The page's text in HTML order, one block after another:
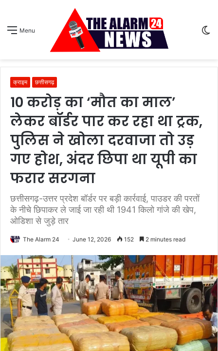
Menu
क्राइम छत्तीसगढ़
10 करोड़ का ‘मौत का माल’
लेकर बॉर्डर पार कर रहा था ट्रक,
पुलिस ने खोला दरवाजा तो उड़
गए होश, अंदर छिपा था यूपी का
फरार सरगना
छत्तीसगढ़-उत्तर प्रदेश बॉर्डर पर बड़ी कार्रवाई, पाउडर की परतों
के नीचे छिपाकर ले जाई जा रही थी 1941 किलो गांजे की खेप,
ओडिशा से जुड़े तार
The Alarm 24 June 12, 2026 152 2 minutes read